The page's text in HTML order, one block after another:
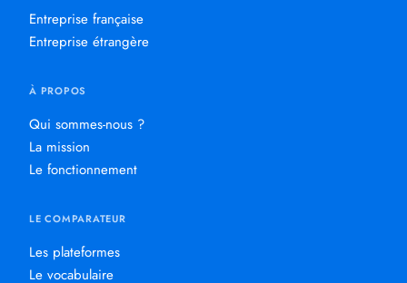
Entreprise française
Entreprise étrangère
À PROPOS
Qui sommes-nous ?
La mission
Le fonctionnement
LE COMPARATEUR
Les plateformes
Le vocabulaire